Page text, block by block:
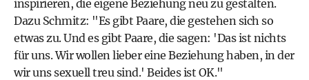
inspirieren, die eigene Beziehung neu zu gestalten.
Dazu Schmitz: "Es gibt Paare, die gestehen sich so
etwas zu. Und es gibt Paare, die sagen: 'Das ist nichts
für uns. Wir wollen lieber eine Beziehung haben, in der
wir uns sexuell treu sind.' Beides ist OK."